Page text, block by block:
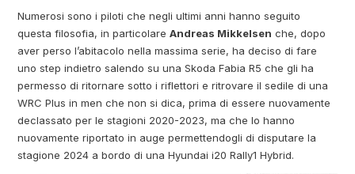
Numerosi sono i piloti che negli ultimi anni hanno seguito
questa filosofia, in particolareAndreas Mikkelsen che, dopo
aver perso l’abitacolo nella massima serie, ha deciso di fare
uno step indietro salendo su una Skoda Fabia R5 che gli ha
permesso di ritornare sotto i riflettori e ritrovare il sedile di una
WRC Plus in men che non si dica, prima di essere nuovamente
declassato per le stagioni 2020-2023, ma che lo hanno
nuovamente riportato in auge permettendogli di disputare la
stagione 2024 a bordo di una Hyundai i20 Rally1 Hybrid.